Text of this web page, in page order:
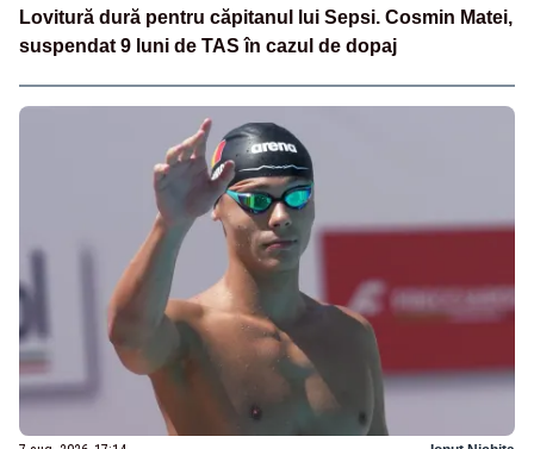
Lovitură dură pentru căpitanul lui Sepsi. Cosmin Matei,
suspendat 9 luni de TAS în cazul de dopaj